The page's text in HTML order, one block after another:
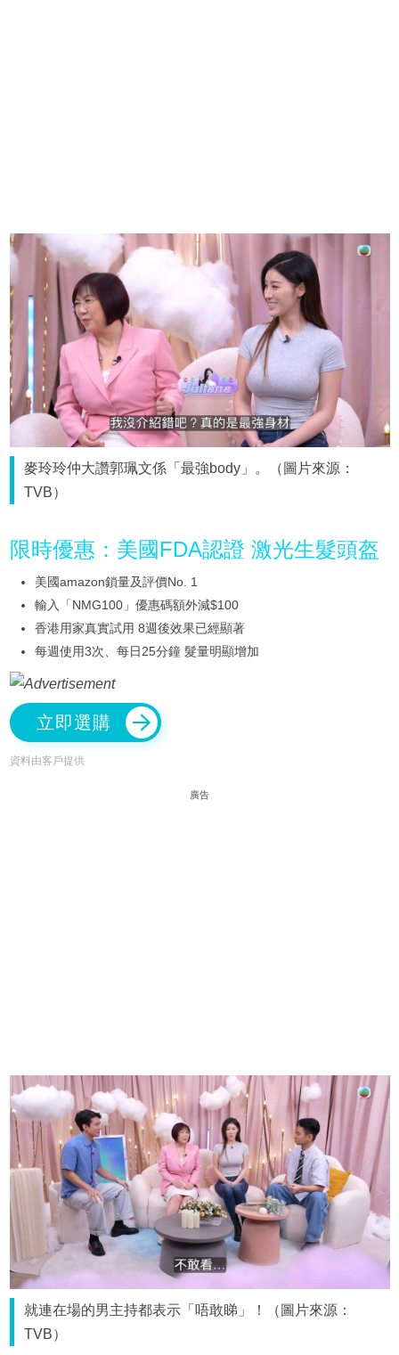
麥玲玲仲大讚郭珮文係「最強body」。（圖片來源：
TVB）
限時優惠：美國FDA認證 激光生髮頭盔
美國amazon鎖量及評價No. 1
輸入「NMG100」優惠碼額外減$100
香港用家真實試用 8週後效果已經顯著
每週使用3次、每日25分鐘 髮量明顯增加
立即選購
資料由客戶提供
廣告
就連在場的男主持都表示「唔敢睇」！（圖片來源：
TVB）